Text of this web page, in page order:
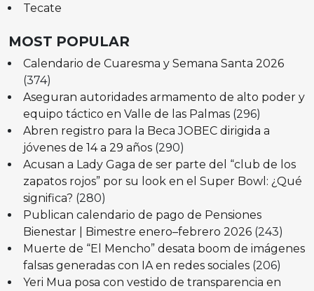
Tecate
MOST POPULAR
Calendario de Cuaresma y Semana Santa 2026
(374)
Aseguran autoridades armamento de alto poder y
equipo táctico en Valle de las Palmas (296)
Abren registro para la Beca JOBEC dirigida a
jóvenes de 14 a 29 años (290)
Acusan a Lady Gaga de ser parte del “club de los
zapatos rojos” por su look en el Super Bowl: ¿Qué
significa? (280)
Publican calendario de pago de Pensiones
Bienestar | Bimestre enero–febrero 2026 (243)
Muerte de “El Mencho” desata boom de imágenes
falsas generadas con IA en redes sociales (206)
Yeri Mua posa con vestido de transparencia en